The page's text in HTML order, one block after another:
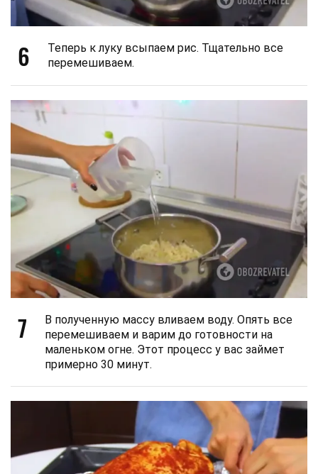
6
Теперь к луку всыпаем рис. Тщательно все
перемешиваем.
7
В полученную массу вливаем воду. Опять все
перемешиваем и варим до готовности на
маленьком огне. Этот процесс у вас займет
примерно 30 минут.